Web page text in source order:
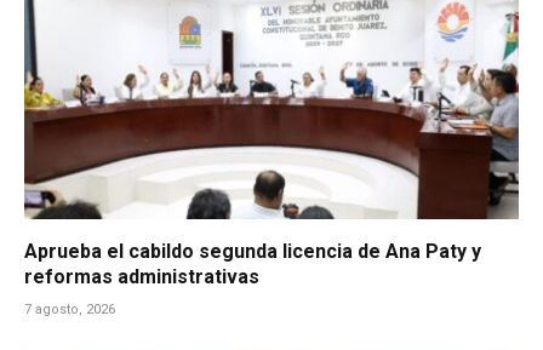
Aprueba el cabildo segunda licencia de Ana Paty y
reformas administrativas
7 agosto, 2026